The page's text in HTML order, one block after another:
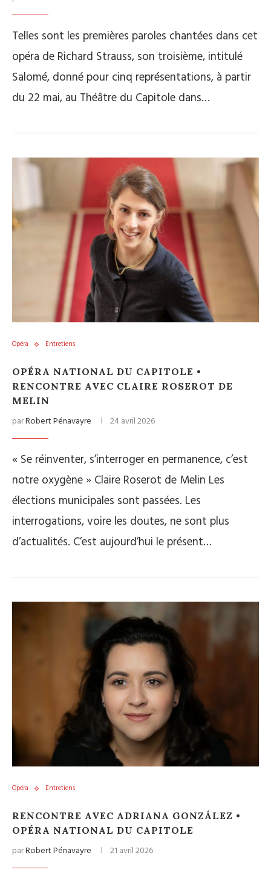
Telles sont les premières paroles chantées dans cet
opéra de Richard Strauss, son troisième, intitulé
Salomé, donné pour cinq représentations, à partir
du 22 mai, au Théâtre du Capitole dans…
Opéra Entretiens
OPÉRA NATIONAL DU CAPITOLE •
RENCONTRE AVEC CLAIRE ROSEROT DE
MELIN
parRobert Pénavayre 24 avril 2026
« Se réinventer, s’interroger en permanence, c’est
notre oxygène » Claire Roserot de Melin Les
élections municipales sont passées. Les
interrogations, voire les doutes, ne sont plus
d’actualités. C’est aujourd’hui le présent…
Opéra Entretiens
RENCONTRE AVEC ADRIANA GONZÁLEZ •
OPÉRA NATIONAL DU CAPITOLE
parRobert Pénavayre 21 avril 2026